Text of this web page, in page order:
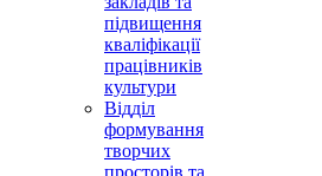
підвищення
кваліфікації
працівників
культури
Відділ
формування
творчих
просторів та